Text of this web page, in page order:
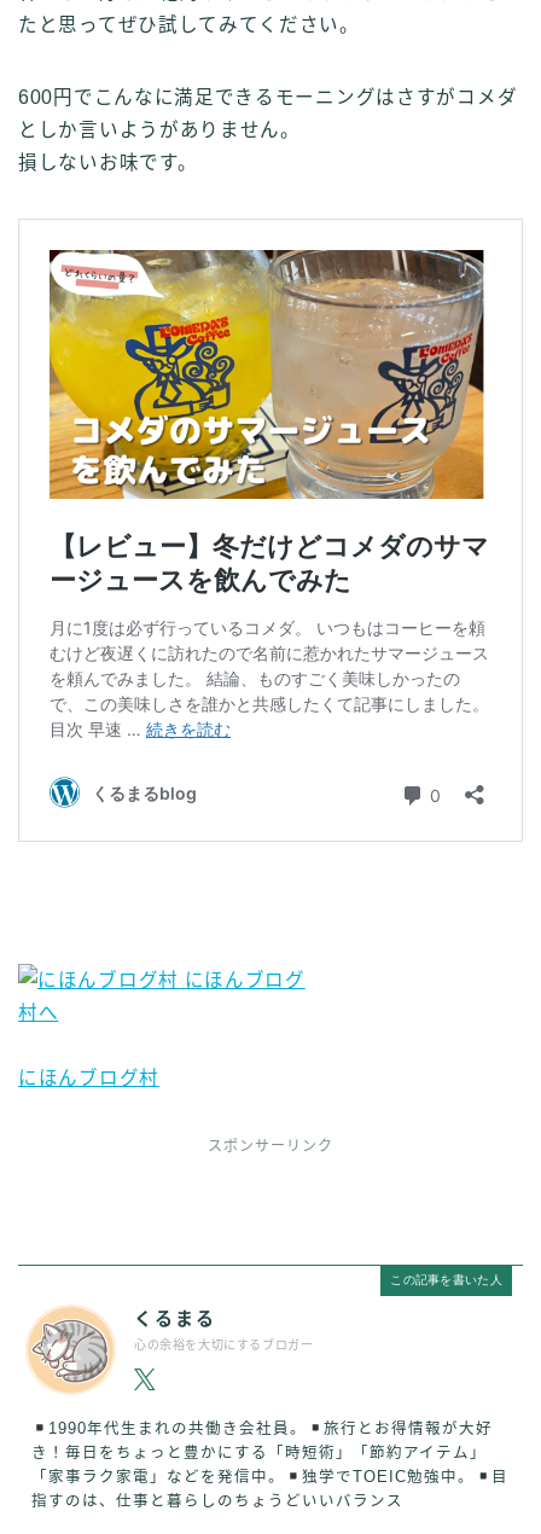
たと思ってぜひ試してみてください。
600円でこんなに満足できるモーニングはさすがコメダ
としか言いようがありません。
損しないお味です。
にほんブログ村
スポンサーリンク
この記事を書いた人
くるまる
心の余裕を大切にするブロガー
1990年代生まれの共働き会社員。
旅行とお得情報が大好
き！毎日をちょっと豊かにする「時短術」「節約アイテム」
「家事ラク家電」などを発信中。
独学でTOEIC勉強中。
目
指すのは、仕事と暮らしのちょうどいいバランス